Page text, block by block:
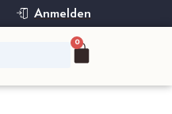
Anmelden
0